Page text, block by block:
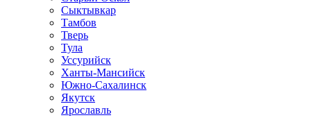
Сыктывкар
Тамбов
Тверь
Тула
Уссурийск
Ханты-Мансийск
Южно-Сахалинск
Якутск
Ярославль